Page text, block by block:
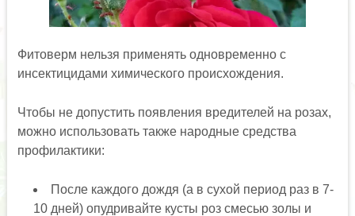
Фитоверм нельзя применять одновременно с
инсектицидами химического происхождения.
Чтобы не допустить появления вредителей на розах,
можно использовать также народные средства
профилактики:
После каждого дождя (а в сухой период раз в 7-
10 дней) опудривайте кусты роз смесью золы и